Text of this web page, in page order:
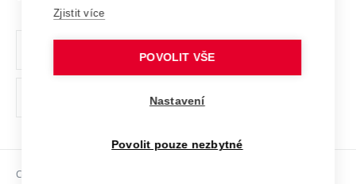
Ochrana osobních údajů
odkaz)
Sociální bezpečí
Copyright © 2026 VUT
Zjistit více
POVOLIT VŠE
Nastavení
Povolit pouze nezbytné